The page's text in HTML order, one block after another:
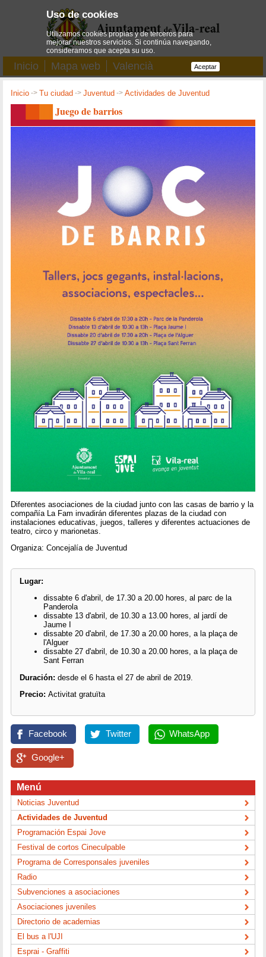
Inicio Mapa web Valencià
Inicio ->Tu ciudad ->Juventud ->Actividades de Juventud
Juego de barrios
Diferentes asociaciones de la ciudad junto con las casas de barrio y la
compañía La Fam invadirán diferentes plazas de la ciudad con
instalaciones educativas, juegos, talleres y diferentes actuaciones de
teatro, circo y marionetas.
Organiza: Concejalía de Juventud
Lugar:
dissabte 6 d'abril, de 17.30 a 20.00 hores, al parc de la
Panderola
dissabte 13 d'abril, de 10.30 a 13.00 hores, al jardí de
Jaume I
dissabte 20 d'abril, de 17.30 a 20.00 hores, a la plaça de
l'Alguer
dissabte 27 d'abril, de 10.30 a 20.00 hores, a la plaça de
Sant Ferran
Duración: desde el 6 hasta el 27 de abril de 2019.
Precio: Activitat gratuïta
Facebook Twitter WhatsApp
Google+
Menú
Noticias Juventud
Actividades de Juventud
Programación Espai Jove
Festival de cortos Cineculpable
Programa de Corresponsales juveniles
Radio
Subvenciones a asociaciones
Asociaciones juveniles
Directorio de academias
El bus a l'UJI
Esprai - Graffiti
Uso de cookies
Utilizamos cookies propias y de terceros para
mejorar nuestros servicios. Si continúa navegando,
consideramos que acepta su uso.
Aceptar